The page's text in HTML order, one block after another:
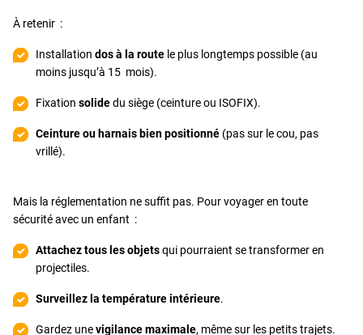
À retenir :
Installation dos à la route le plus longtemps possible (au
moins jusqu’à 15 mois).
Fixation solidedu siège (ceinture ou ISOFIX).
Ceinture ou harnais bien positionné (pas sur le cou, pas
vrillé).
Mais la réglementation ne suffit pas. Pour voyager en toute
sécurité avec un enfant :
Attachez tous les objetsqui pourraient se transformer en
projectiles.
Surveillez la température intérieure.
Gardez unevigilance maximale, même sur les petits trajets.